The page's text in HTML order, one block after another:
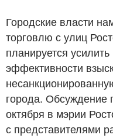
Городские власти
торговлю с улиц
планируется
эффективности
города. Обсуждение
октября в мэрии
с представителями